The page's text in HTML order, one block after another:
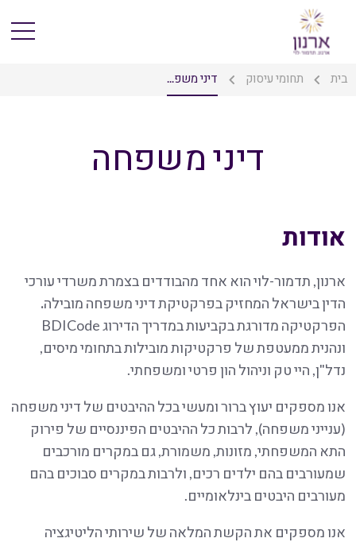
בית תחומי עיסוק דיני משפ...
דיני משפחה
אודות
ארנון, תדמור-לוי הוא אחד מהבודדים בצמרת משרדי עורכי
הדין בישראל המחזיק בפרקטיקת דיני משפחה מובילה.
הפרקטיקה מדורגת בקביעות במדריך הדירוג BDICode
ונהנית ממעטפת של פרקטיקות מובילות בתחומי מיסים,
נדל"ן, היי טק וניהול הון פרטי ומשפחתי.
אנו מספקים יעוץ ברור ומעשי בכל ההיבטים של דיני משפחה
(ענייני משפחה), לרבות כל ההיבטים הפיננסיים של פירוק
התא המשפחתי, מזונות, משמורת, גם במקרים מורכבים
שמעורבים בהם ילדים רכים, ולרבות במקרים סבוכים בהם
מעורבים היבטים בינלאומיים.
אנו מספקים את הקשת המלאה של שירותי הליטיגציה